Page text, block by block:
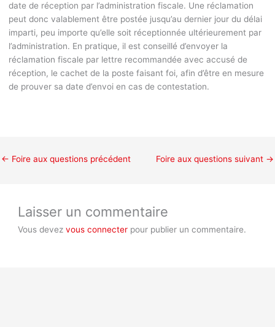
date de réception par l’administration fiscale. Une réclamation
peut donc valablement être postée jusqu’au dernier jour du délai
imparti, peu importe qu’elle soit réceptionnée ultérieurement par
l’administration. En pratique, il est conseillé d’envoyer la
réclamation fiscale par lettre recommandée avec accusé de
réception, le cachet de la poste faisant foi, afin d’être en mesure
de prouver sa date d’envoi en cas de contestation.
← Foire aux questions précédent Foire aux questions suivant →
Laisser un commentaire
Vous devezvous connecter pour publier un commentaire.